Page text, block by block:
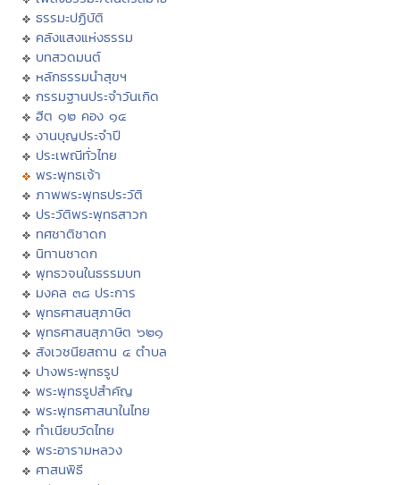
ธรรมะปฏิบัติ
คลังแสงแห่งธรรม
บทสวดมนต์
หลักธรรมนำสุขฯ
กรรมฐานประจำวันเกิด
ฮีต ๑๒ คอง ๑๔
งานบุญประจำปี
ประเพณีทั่วไทย
พระพุทธเจ้า
ภาพพระพุทธประวัติ
ประวัติพระพุทธสาวก
ทศชาติชาดก
นิทานชาดก
พุทธวจนในธรรมบท
มงคล ๓๘ ประการ
พุทธศาสนสุภาษิต
พุทธศาสนสุภาษิต ๖๒๑
สังเวชนียสถาน ๔ ตำบล
ปางพระพุทธรูป
พระพุทธรูปสำคัญ
พระพุทธศาสนาในไทย
ทำเนียบวัดไทย
พระอารามหลวง
ศาสนพิธี